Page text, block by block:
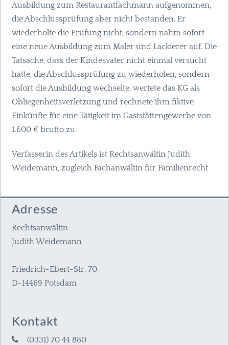
Ausbildung zum Restaurantfachmann aufgenommen,
die Abschlussprüfung aber nicht bestanden. Er
wiederholte die Prüfung nicht, sondern nahm sofort
eine neue Ausbildung zum Maler und Lackierer auf. Die
Tatsache, dass der Kindesvater nicht einmal versucht
hatte, die Abschlussprüfung zu wiederholen, sondern
sofort die Ausbildung wechselte, wertete das KG als
Obliegenheitsverletzung und rechnete ihm fiktive
Einkünfte für eine Tätigkeit im Gaststättengewerbe von
1.600 € brutto zu.
Verfasserin des Artikels ist Rechtsanwältin Judith
Weidemann, zugleich Fachanwältin für Familienrecht
Adresse
Rechtsanwältin
Judith Weidemann
Friedrich-Ebert-Str. 70
D-14469 Potsdam
Kontakt
(0331) 70 44 880